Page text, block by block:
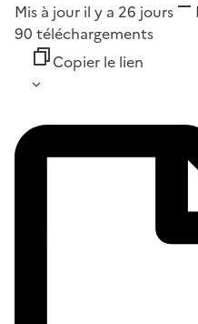
Mis à jour il y a 26 jours
90 téléchargements
Copier le lien